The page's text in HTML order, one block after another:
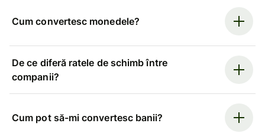
Cum convertesc monedele?
De ce diferă ratele de schimb între
companii?
Cum pot să-mi convertesc banii?